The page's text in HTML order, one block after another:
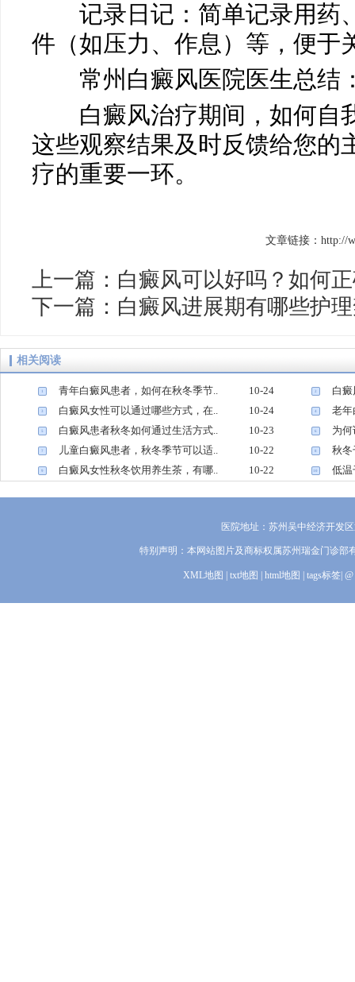
记录日记：简单记录用药
件（如压力、作息）等，便于
常州白癜风医院医生总结
白癜风治疗期间，如何自
这些观察结果及时反馈给您的
疗的重要一环。
文章链接：http://
上一篇： 白癜风可以好吗？如何
下一篇： 白癜风进展期有哪些护
相关阅读
1 青年白癜风患者，如何在秋冬季节.. 10-24 2 白
3 白癜风女性可以通过哪些方式，在.. 10-24 4 老年
5 白癜风患者秋冬如何通过生活方式.. 10-23 6 为
儿童白癜风患者，秋冬季节可以适.. 10-22 8 秋冬
9 白癜风女性秋冬饮用养生茶，有哪.. 10-22 10 低温
医院地址：苏州吴中经济开发
特别声明：本网站图片及商标权属苏州瑞金门诊
XML地图 txt地图 html地图 tags标签 |